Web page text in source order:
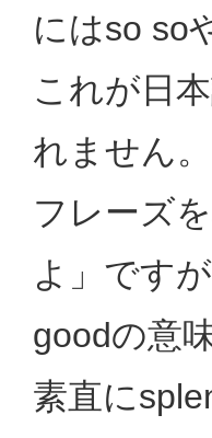
にはso so
これが日
れません
フレーズ
よ」です
goodの意
素直に